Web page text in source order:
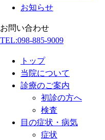
お知らせ
お問い合わせ
TEL:098-885-9009
トップ
当院について
診療のご案内
初診の方へ
検査
目の症状・病気
症状